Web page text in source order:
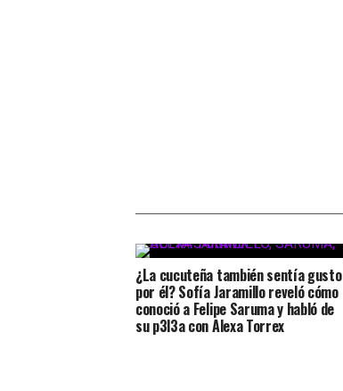
¿La cucuteña también sentía gusto
por él? Sofía Jaramillo reveló cómo
conoció a Felipe Saruma y habló de
su p3l3a con Alexa Torrex